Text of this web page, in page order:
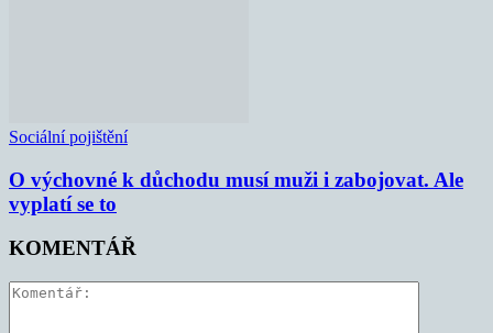
Sociální pojištění
O výchovné k důchodu musí muži i zabojovat. Ale
vyplatí se to
KOMENTÁŘ